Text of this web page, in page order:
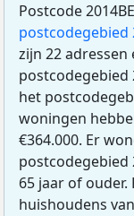
Postcode
postcodegebied
zijn 22
postcodegebied
het
woningen
€364.000. Er
postcodegebied
65 jaar of ouder.
huishoudens